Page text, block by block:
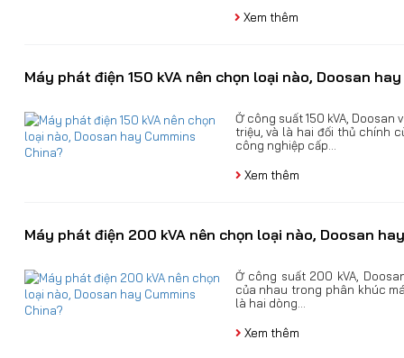
Xem thêm
Máy phát điện 150 kVA nên chọn loại nào, Doosan
Ở công suất 150 kVA,
triệu, và là hai đối thủ chính
công nghiệp cấp...
Xem thêm
Máy phát điện 200 kVA nên chọn loại nào, Doosan
Ở công suất 200 kVA,
của nhau trong phân khúc
là hai dòng...
Xem thêm